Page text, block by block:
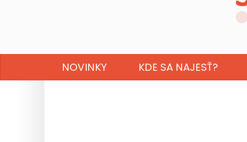
NOVINKY KDE SA NAJESŤ?